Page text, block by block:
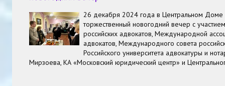
26 декабря 2024 года в Центральном Доме
торжественный новогодний вечер с
российских адвокатов, Международной
адвокатов, Международного совета
Российского университета адвокатуры и
Мирзоева, КА «Московский юридический центр» и